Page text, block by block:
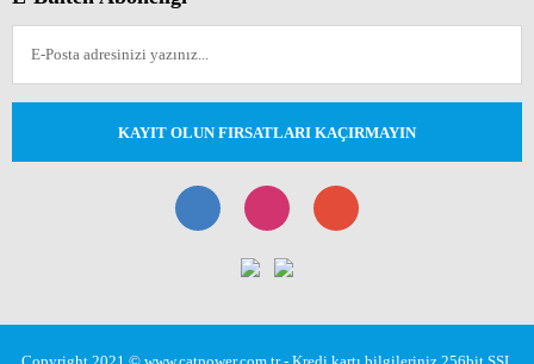
KAYIT OLUN FIRSATLARI KAÇIRMAYIN
Copyright 2021 © www.catpower.com.tr - Kredi kartı bilgileriniz 256bit SSL